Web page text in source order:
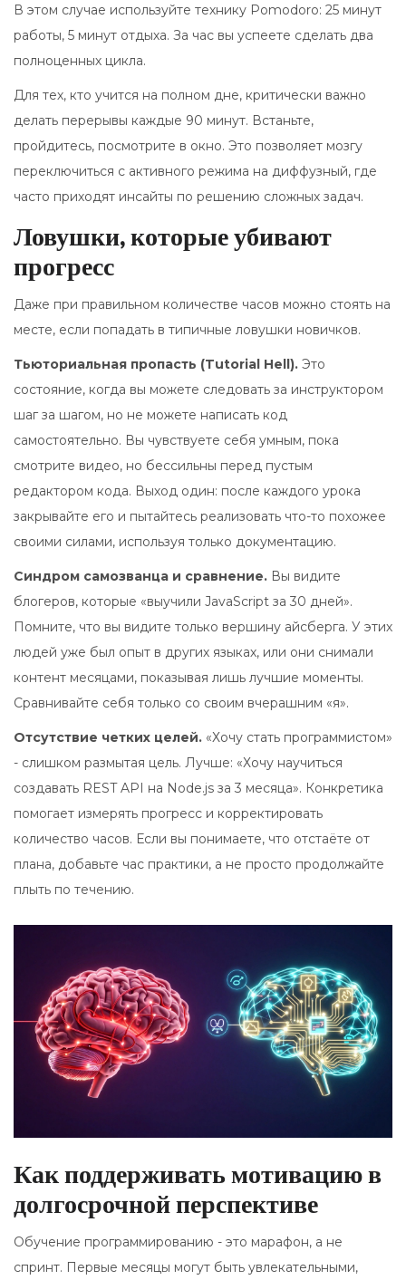
В этом случае используйте технику Pomodoro: 25 минут
работы, 5 минут отдыха. За час вы успеете сделать два
полноценных цикла.
Для тех, кто учится на полном дне, критически важно
делать перерывы каждые 90 минут. Встаньте,
пройдитесь, посмотрите в окно. Это позволяет мозгу
переключиться с активного режима на диффузный, где
часто приходят инсайты по решению сложных задач.
Ловушки, которые убивают
прогресс
Даже при правильном количестве часов можно стоять на
месте, если попадать в типичные ловушки новичков.
Тьюториальная пропасть (Tutorial Hell). Это
состояние, когда вы можете следовать за инструктором
шаг за шагом, но не можете написать код
самостоятельно. Вы чувствуете себя умным, пока
смотрите видео, но бессильны перед пустым
редактором кода. Выход один: после каждого урока
закрывайте его и пытайтесь реализовать что-то похожее
своими силами, используя только документацию.
Синдром самозванца и сравнение. Вы видите
блогеров, которые «выучили JavaScript за 30 дней».
Помните, что вы видите только вершину айсберга. У этих
людей уже был опыт в других языках, или они снимали
контент месяцами, показывая лишь лучшие моменты.
Сравнивайте себя только со своим вчерашним «я».
Отсутствие четких целей. «Хочу стать программистом»
- слишком размытая цель. Лучше: «Хочу научиться
создавать REST API на Node.js за 3 месяца». Конкретика
помогает измерять прогресс и корректировать
количество часов. Если вы понимаете, что отстаёте от
плана, добавьте час практики, а не просто продолжайте
плыть по течению.
Как поддерживать мотивацию в
долгосрочной перспективе
Обучение программированию - это марафон, а не
спринт. Первые месяцы могут быть увлекательными,